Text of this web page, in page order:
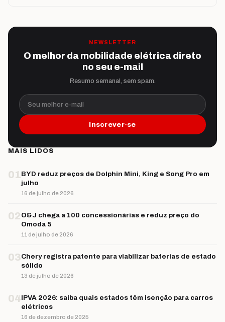
NEWSLETTER
O melhor da mobilidade elétrica direto
no seu e-mail
Resumo semanal, sem spam.
Seu melhor e-mail
Inscrever-se
MAIS LIDOS
01BYD reduz preços de Dolphin Mini, King e Song Pro em
julho
16 de julho de 2026
02 O&J chega a 100 concessionárias e reduz preço do
Omoda 5
11 de julho de 2026
03Chery registra patente para viabilizar baterias de estado
sólido
13 de julho de 2026
04IPVA 2026: saiba quais estados têm isenção para carros
elétricos
16 de dezembro de 2025